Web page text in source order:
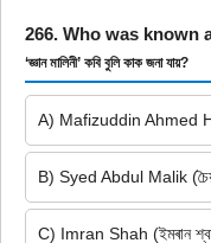
266. Who was known
‘জ্ঞান মালিনী’ কবি বুলি কাক জনা যায়?
A) Mafizuddin Ahmed
B) Syed Abdul Malik
C) Imran Shah (ইমৰান